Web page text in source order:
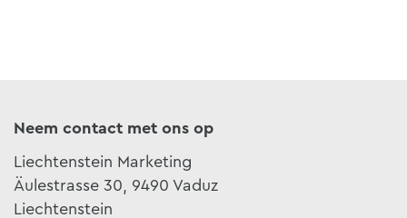
Neem contact met ons op
Liechtenstein Marketing
Äulestrasse 30, 9490 Vaduz
Liechtenstein